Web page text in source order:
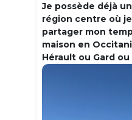
Je possède déjà
région centre où
partager mon
maison en
Hérault ou Gard